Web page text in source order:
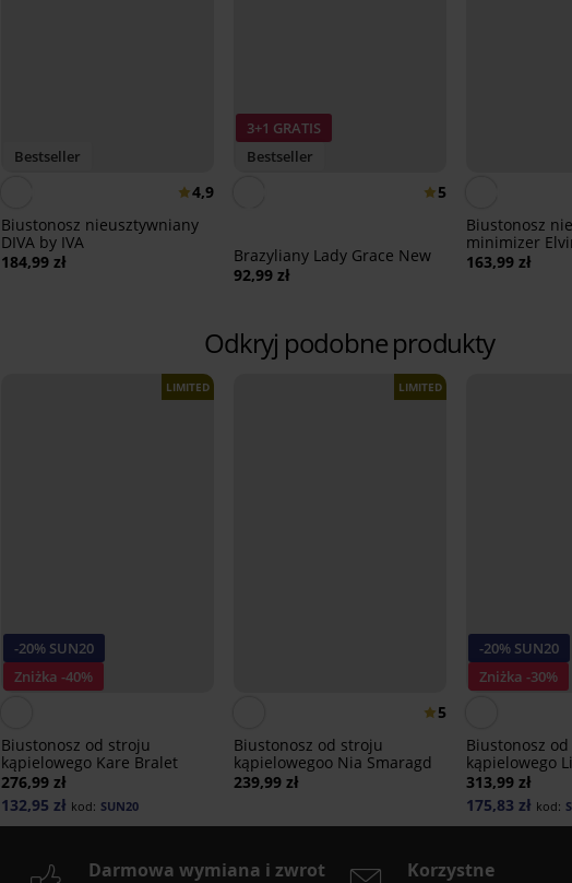
Bestseller
4,9
Biustonosz nieusztywniany
DIVA by IVA
184,99 zł
3+1 GRATIS
Bestseller
5
Brazyliany Lady Grace New
92,99 zł
Biustonosz
minimizer
163,99 zł
Odkryj podobne produkty
-20% SUN20
Zniżka -40%
LIMITED
Biustonosz od stroju
kąpielowego Kare Bralet
276,99 zł
132,95 zł kod: SUN20
LIMITED
5
Biustonosz od stroju
kąpielowegoo Nia Smaragd
239,99 zł
-20% SUN20
Zniżka -30%
Biustonosz
kąpielowego
313,99 zł
175,83 zł kod:
Darmowa wymiana i zwrot Korzystne